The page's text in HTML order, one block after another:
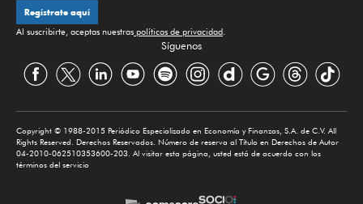
Regístrate aquí
Al suscribirte, aceptas nuestras políticas de privacidad
Síguenos
Copyright © 1988-2015 Periódico Especializado en Economía y Finanzas, S.A. de C.V. All
Rights Reserved. Derechos Reservados. Número de reserva al Título en Derechos de Autor
04-2010-062510353600-203. Al visitar esta página, usted está de acuerdo con los
términos del servicio